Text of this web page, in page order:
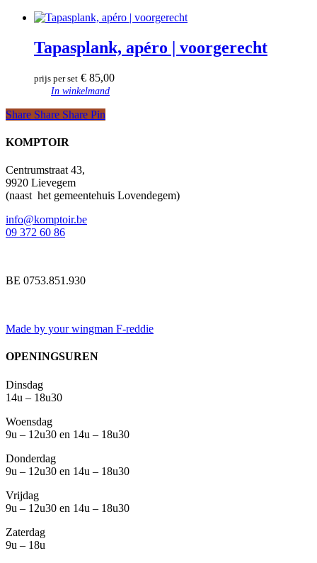
Tapasplank, apéro | voorgerecht
prijs per set € 85,00
In winkelmand
Share
Share Share Share Pin
KOMPTOIR
Centrumstraat 43,
9920 Lievegem
(naast het gemeentehuis Lovendegem)
info@komptoir.be
09 372 60 86
BE 0753.851.930
Made by your wingman F-reddie
OPENINGSUREN
Dinsdag
14u – 18u30
Woensdag
9u – 12u30 en 14u – 18u30
Donderdag
9u – 12u30 en 14u – 18u30
Vrijdag
9u – 12u30 en 14u – 18u30
Zaterdag
9u – 18u